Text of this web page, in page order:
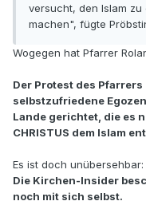
versucht, den Islam
machen", fügte
Wogegen hat Pfarrer
Der Protest des Pfarrers
selbstzufriedene
Lande gerichtet, die es
CHRISTUS dem Islam
Es ist doch unübersehbar:
Die Kirchen-Insider
noch mit sich selbst.